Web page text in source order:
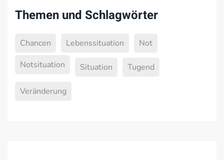
Themen und Schlagwörter
Chancen Lebenssituation
Not
Notsituation
Situation Tugend
Veränderung